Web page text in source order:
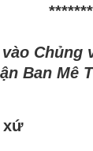
Chủng
Ban Mê
xứ